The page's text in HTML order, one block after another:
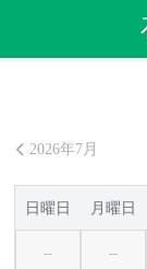
石家荘発瀋陽行
 2026年7月
日曜日 月曜日
-- --